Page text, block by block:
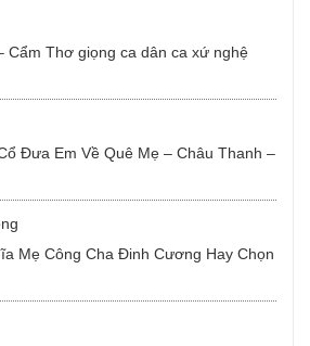
Cẩm Thơ giọng ca dân ca xứ nghệ
Đưa Em Về Quê Mẹ – Châu Thanh –
Mẹ Công Cha Đinh Cương Hay Chọn